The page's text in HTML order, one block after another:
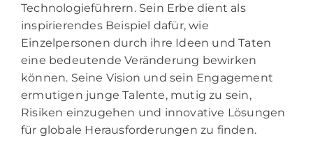
Technologieführern. Sein Erbe dient als
inspirierendes Beispiel dafür, wie
Einzelpersonen durch ihre Ideen und Taten
eine bedeutende Veränderung bewirken
können. Seine Vision und sein Engagement
ermutigen junge Talente, mutig zu sein,
Risiken einzugehen und innovative Lösungen
für globale Herausforderungen zu finden.